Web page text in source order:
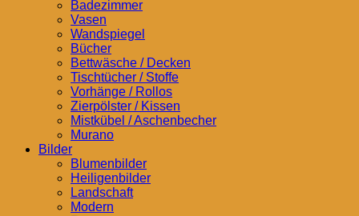
Badezimmer
Vasen
Wandspiegel
Bücher
Bettwäsche / Decken
Tischtücher / Stoffe
Vorhänge / Rollos
Zierpölster / Kissen
Mistkübel / Aschenbecher
Murano
Bilder
Blumenbilder
Heiligenbilder
Landschaft
Modern